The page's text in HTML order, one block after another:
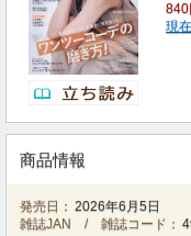
840
現
商品情報
発売日： 2026年6月5日
雑誌JAN / 雑誌コード：